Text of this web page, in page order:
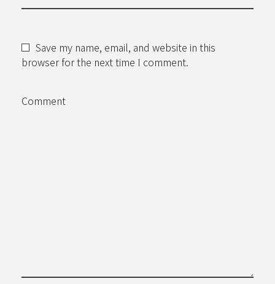
Save my name, email, and website in this
browser for the next time I comment.
Comment